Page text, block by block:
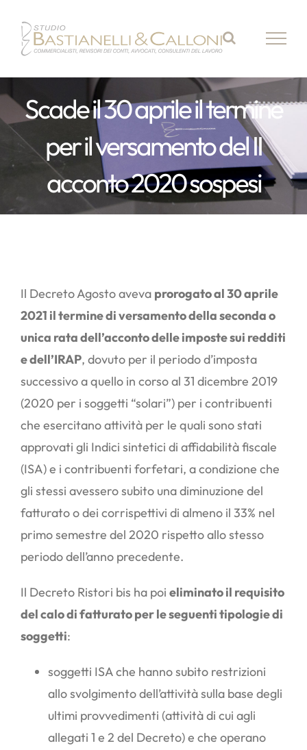
contenuto
Scade il 30 aprile il termine
per il versamento del II
acconto 2020 sospesi
Il Decreto Agosto aveva prorogato al 30 aprile
2021 il termine di versamento della seconda o
unica rata dell’acconto delle imposte sui redditi
e dell’IRAP, dovuto per il periodo d’imposta
successivo a quello in corso al 31 dicembre 2019
(2020 per i soggetti “solari”) per i contribuenti
che esercitano attività per le quali sono stati
approvati gli Indici sintetici di affidabilità fiscale
(ISA) e i contribuenti forfetari, a condizione che
gli stessi avessero subito una diminuzione del
fatturato o dei corrispettivi di almeno il 33% nel
primo semestre del 2020 rispetto allo stesso
periodo dell’anno precedente.
Il Decreto Ristori bis ha poi eliminato il requisito
del calo di fatturato per le seguenti tipologie di
soggetti:
soggetti ISA che hanno subito restrizioni
allo svolgimento dell’attività sulla base degli
ultimi provvedimenti (attività di cui agli
allegati 1 e 2 del Decreto) e che operano